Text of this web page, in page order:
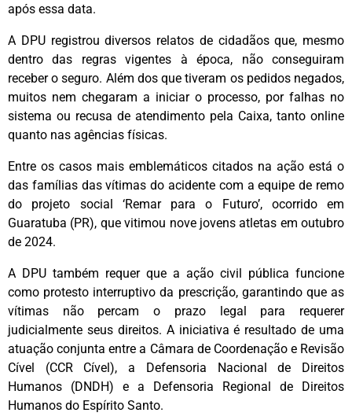
após essa data.
A DPU registrou diversos relatos de cidadãos que, mesmo
dentro das regras vigentes à época, não conseguiram
receber o seguro. Além dos que tiveram os pedidos negados,
muitos nem chegaram a iniciar o processo, por falhas no
sistema ou recusa de atendimento pela Caixa, tanto online
quanto nas agências físicas.
Entre os casos mais emblemáticos citados na ação está o
das famílias das vítimas do acidente com a equipe de remo
do projeto social ‘Remar para o Futuro’, ocorrido em
Guaratuba (PR), que vitimou nove jovens atletas em outubro
de 2024.
A DPU também requer que a ação civil pública funcione
como protesto interruptivo da prescrição, garantindo que as
vítimas não percam o prazo legal para requerer
judicialmente seus direitos. A iniciativa é resultado de uma
atuação conjunta entre a Câmara de Coordenação e Revisão
Cível (CCR Cível), a Defensoria Nacional de Direitos
Humanos (DNDH) e a Defensoria Regional de Direitos
Humanos do Espírito Santo.